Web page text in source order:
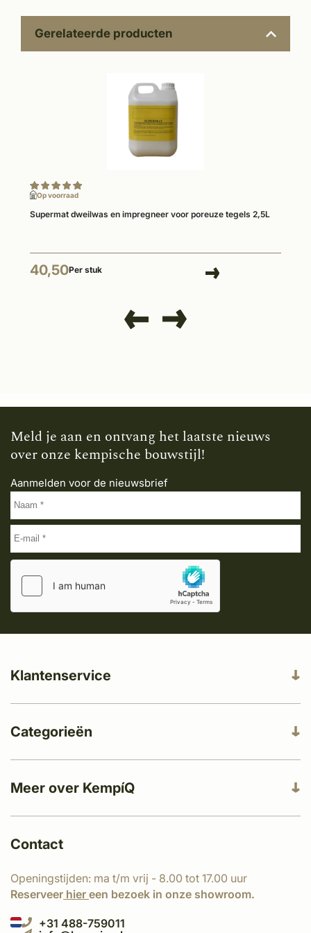
Gerelateerde producten
Op voorraad
Supermat dweilwas en impregneer voor poreuze tegels 2,5L
40,50Per stuk
Meld je aan en ontvang het laatste nieuws
over onze kempische bouwstijl!
Aanmelden voor de nieuwsbrief
Meer over KempíQ
Klantenservice
Categorieën
Contact
Openingstijden: ma t/m vrij - 8.00 tot 17.00 uur
Reserveer hier een bezoek in onze showroom.
+31 488-759011